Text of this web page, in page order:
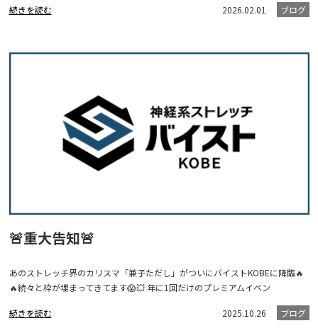
続きを読む 2026.02.01 ブログ
🚨重大告知🚨
あのストレッチ界のカリスマ「兼子ただし」がついにバイストKOBEに降臨🔥
🔥続々と枠が埋まってきてます😱💥 年に1回だけのプレミアムイベン
続きを読む 2025.10.26 ブログ